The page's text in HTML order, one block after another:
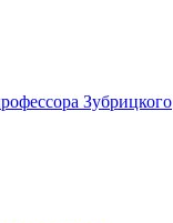
Зубрицкого